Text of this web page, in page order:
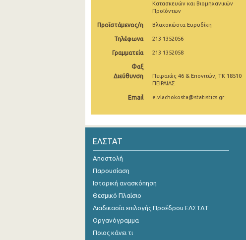
Ιανουαρίου 2025
Δεκεμβρίου 2024
Νοεμβρίου 2024
Οκτωβρίου 2024
Σεπτεμβρίου 2024
Αυγούστου 2024
Ιουλίου 2024
Μαΐου 2024
Απριλίου 2024
Μαρτίου 2024
Φεβρουαρίου 2024
Ιανουαρίου 2024
Κατασκευών και Βιομηχανικών
Προϊόντων
Προϊστάμενος/η Βλαχοκώστα Ευρυδίκη
Τηλέφωνα 213 1352056
Γραμματεία 213 1352058
Φαξ
Διεύθυνση
Πειραιώς 46 & Επονιτών, ΤΚ 18510
ΠΕΙΡΑΙΑΣ
Email e.vlachokosta@statistics.gr
ΕΛΣΤΑΤ
Αποστολή
Παρουσίαση
Ιστορική ανασκόπηση
Θεσμικό Πλαίσιο
Διαδικασία επιλογής Προέδρου ΕΛΣΤΑΤ
Οργανόγραμμα
Ποιος κάνει τι